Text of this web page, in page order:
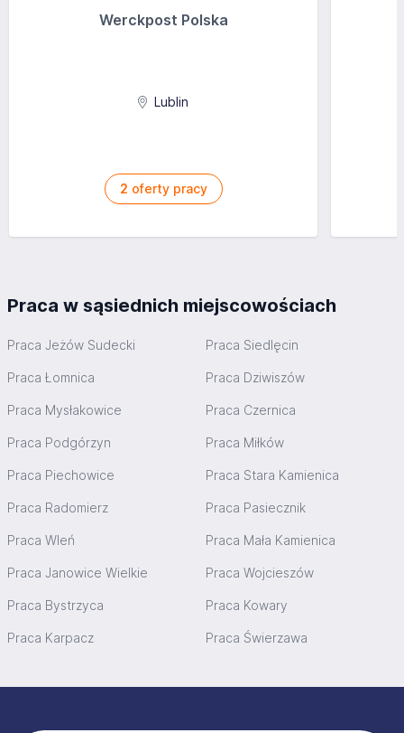
Werckpost Polska
Lublin
2 oferty pracy
Praca w sąsiednich miejscowościach
Praca Jeżów Sudecki Praca Siedlęcin
Praca Łomnica Praca Dziwiszów
Praca Mysłakowice Praca Czernica
Praca Podgórzyn Praca Miłków
Praca Piechowice Praca Stara Kamienica
Praca Radomierz Praca Pasiecznik
Praca Wleń Praca Mała Kamienica
Praca Janowice Wielkie Praca Wojcieszów
Praca Bystrzyca Praca Kowary
Praca Karpacz Praca Świerzawa